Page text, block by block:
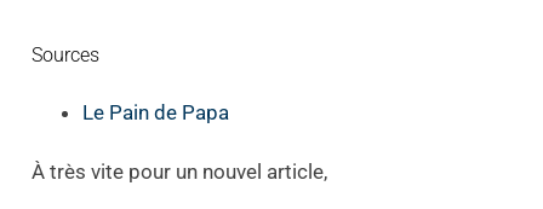
Sources
Le Pain de Papa
À très vite pour un nouvel article,